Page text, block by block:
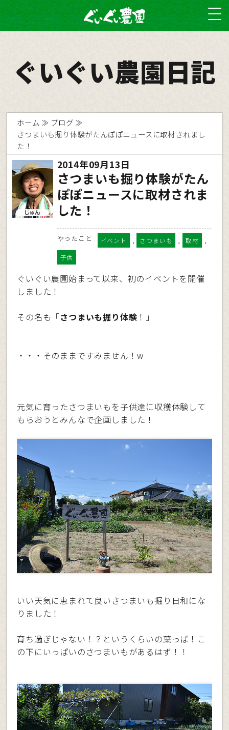
ぐいぐい農園日記
ホーム
ブログ
さつまいも掘り体験がたんぽぽニュースに取材されまし
た！
2014年09月13日
さつまいも掘り体験がたん
ぽぽニュースに取材されま
した！
やったこと イベント , さつまいも , 取材 ,
子供
ぐいぐい農園始まって以来、初のイベントを開催
しました！
その名も「さつまいも掘り体験 ！」
・・・そのままですみません！w
元気に育ったさつまいもを子供達に収穫体験して
もらおうとみんなで企画しました！
いい天気に恵まれて良いさつまいも掘り日和にな
りました！
育ち過ぎじゃない！？というくらいの葉っぱ！こ
の下にいっぱいのさつまいもがあるはず！！